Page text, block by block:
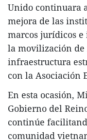
Unido continuara
mejora de las
marcos jurídicos
la movilización de
infraestructura
con la Asociación
En esta ocasión,
Gobierno del
continúe
comunidad